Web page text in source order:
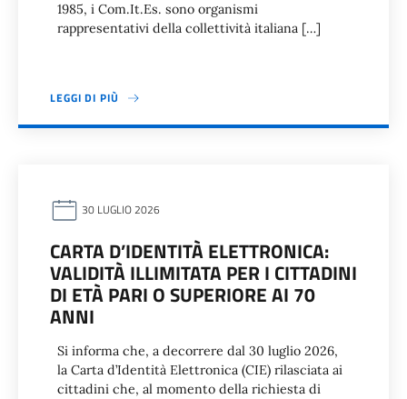
1985, i Com.It.Es. sono organismi
rappresentativi della collettività italiana […]
LEGGI DI PIÙ
30 LUGLIO 2026
CARTA D’IDENTITÀ ELETTRONICA:
VALIDITÀ ILLIMITATA PER I CITTADINI
DI ETÀ PARI O SUPERIORE AI 70
ANNI
Si informa che, a decorrere dal 30 luglio 2026,
la Carta d’Identità Elettronica (CIE) rilasciata ai
cittadini che, al momento della richiesta di